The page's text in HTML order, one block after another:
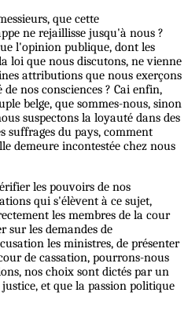
que cette
ne rejaillisse jusqu'à nous ?
l'opinion publique, dont les
loi que nous discutons, ne vienne
attributions que nous exerçons
nos consciences ? Cai enfin,
belge, que sommes-nous, sinon
suspectons la loyauté dans des
suffrages du pays, comment
demeure incontestée chez nous
les pouvoirs de nos
qui s'élèvent à ce sujet,
les membres de la cour
sur les demandes de
les ministres, de présenter
de cassation, pourrons-nous
nos choix sont dictés par un
et que la passion politique